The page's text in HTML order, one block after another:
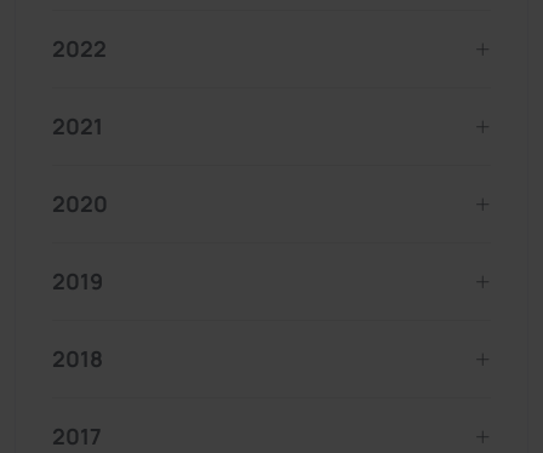
2022
2021
2020
2019
2018
2017